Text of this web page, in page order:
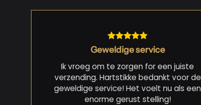
Geweldige service
Ik vroeg om te zorgen for een juiste
verzending. Hartstikke bedankt voor de
geweldige service! Het voelt nu als een
enorme gerust stelling!